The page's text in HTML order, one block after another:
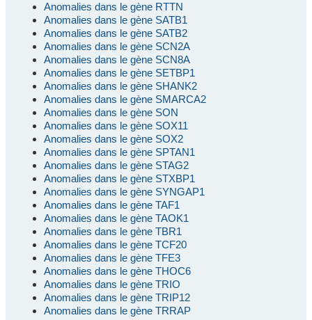
Anomalies dans le gène RTTN
Anomalies dans le gène SATB1
Anomalies dans le gène SATB2
Anomalies dans le gène SCN2A
Anomalies dans le gène SCN8A
Anomalies dans le gène SETBP1
Anomalies dans le gène SHANK2
Anomalies dans le gène SMARCA2
Anomalies dans le gène SON
Anomalies dans le gène SOX11
Anomalies dans le gène SOX2
Anomalies dans le gène SPTAN1
Anomalies dans le gène STAG2
Anomalies dans le gène STXBP1
Anomalies dans le gène SYNGAP1
Anomalies dans le gène TAF1
Anomalies dans le gène TAOK1
Anomalies dans le gène TBR1
Anomalies dans le gène TCF20
Anomalies dans le gène TFE3
Anomalies dans le gène THOC6
Anomalies dans le gène TRIO
Anomalies dans le gène TRIP12
Anomalies dans le gène TRRAP